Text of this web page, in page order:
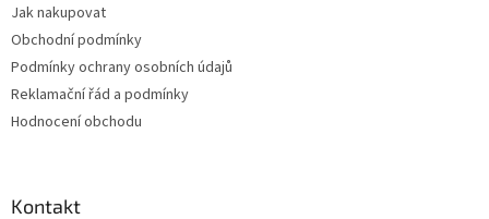
Jak nakupovat
Obchodní podmínky
Podmínky ochrany osobních údajů
Reklamační řád a podmínky
Hodnocení obchodu
Kontakt